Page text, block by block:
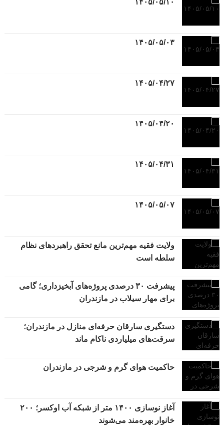
۱۴۰۵/۰۵/۰۳
۱۴۰۵/۰۴/۲۷
۱۴۰۵/۰۴/۲۰
۱۴۰۵/۰۴/۳۱
۱۴۰۵/۰۵/۰۷
ولایت فقیه مهم‌ترین مانع تحقق راهبردهای نظام
سلطه است
پیشرفت ۳۰ درصدی پروژه‌های آبخیزداری؛ گامی
برای مهار سیلاب در مازندران
دستگیری سارقان حرفه‌ای منازل در مازندران؛
سرقت‌های میلیاردی ناکام ماند
حاکمیت هوای گرم و شرجی در مازندران
آغاز نوسازی ۱۴۰۰ متر از شبکه آب اوکسر؛ ۲۰۰
خانوار بهره‌مند می‌شوند